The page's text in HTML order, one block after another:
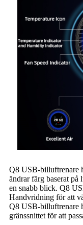
Q8 USB-billuftrenare
ändrar färg baserat
en snabb blick. Q8
Handvridning för att
Q8 USB-billuftrenare
gränssnittet för att